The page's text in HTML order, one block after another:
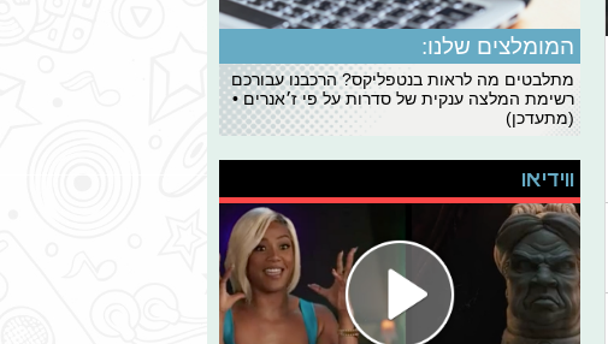
המומלצים שלנו:
מתלבטים מה לראות בנטפליקס? הרכבנו עבורכם
רשימת המלצה ענקית של סדרות על פי ז׳אנרים •
(מתעדכן)
ווידיאו